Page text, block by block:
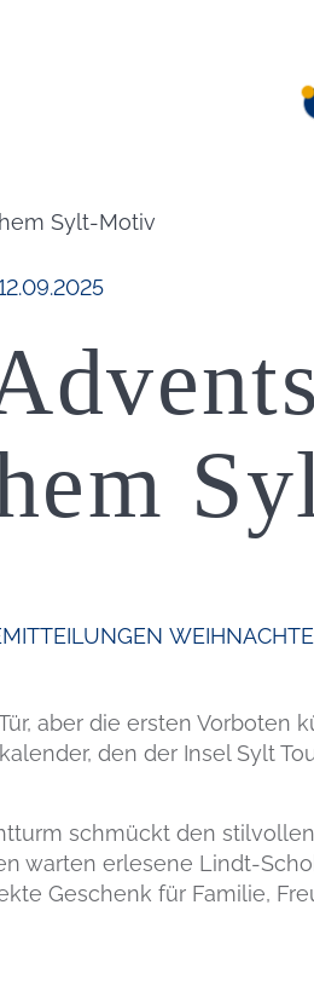
Sylt-Motiv
am:
aber die ersten Vorboten
den der Insel Sylt
schmückt den
warten erlesene Lindt-
Geschenk für Familie,